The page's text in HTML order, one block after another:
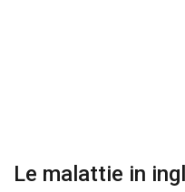
Le malattie in